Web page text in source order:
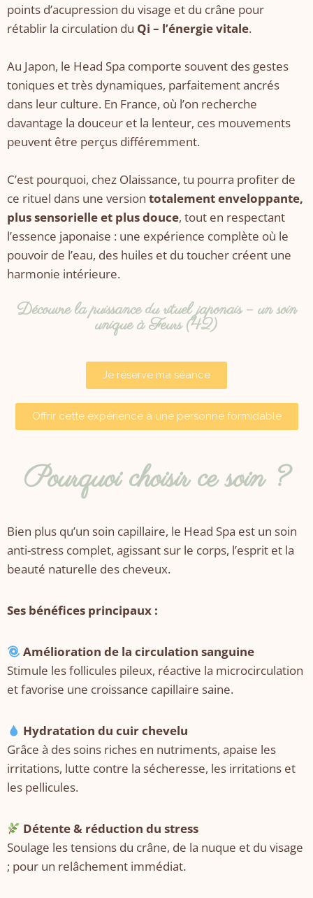
points d’acupression du visage et du crâne pour
rétablir la circulation du Qi – l’énergie vitale.
Au Japon, le Head Spa comporte souvent des gestes
toniques et très dynamiques, parfaitement ancrés
dans leur culture. En France, où l’on recherche
davantage la douceur et la lenteur, ces mouvements
peuvent être perçus différemment.
C’est pourquoi, chez Olaissance, tu pourra profiter de
ce rituel dans une version totalement enveloppante,
plus sensorielle et plus douce, tout en respectant
l’essence japonaise : une expérience complète où le
pouvoir de l’eau, des huiles et du toucher créent une
harmonie intérieure.
Découvre la puissance du rituel japonais – un soin
unique à Feurs (42)
Je réserve ma séance
Offrir cette expérience à une personne formidable
Pourquoi choisir ce soin ?
Bien plus qu’un soin capillaire, le Head Spa est un soin
anti-stress complet, agissant sur le corps, l’esprit et la
beauté naturelle des cheveux.
Ses bénéfices principaux :
Amélioration de la circulation sanguine
Stimule les follicules pileux, réactive la microcirculation
et favorise une croissance capillaire saine.
Hydratation du cuir chevelu
Grâce à des soins riches en nutriments, apaise les
irritations, lutte contre la sécheresse, les irritations et
les pellicules.
Détente & réduction du stress
Soulage les tensions du crâne, de la nuque et du visage
; pour un relâchement immédiat.